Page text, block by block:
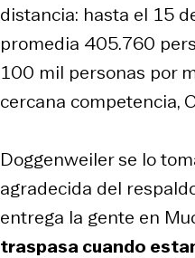
distancia: hasta el 15
promedia 405.760
100 mil personas por
cercana competencia,
Doggenweiler se lo
agradecida del
entrega la gente en
traspasa cuando